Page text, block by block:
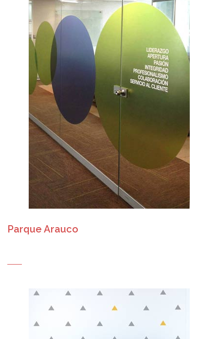
Parque Arauco